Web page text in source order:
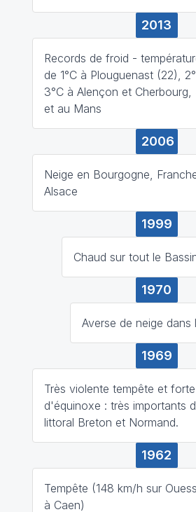
2013
Records de froid -
de 1°C à Plouguenast (22),
3°C à Alençon et Cherbourg,
et au Mans
2006
Neige en Bourgogne,
Alsace
1999
Chaud sur tout le
1970
Averse de neige dans
1969
Très violente tempête et
d'équinoxe : très importants
littoral Breton et Normand.
1962
Tempête (148 km/h sur
à Caen)